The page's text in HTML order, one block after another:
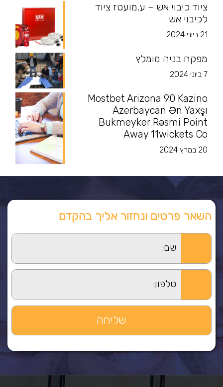
ציוד כיבוי אש – ע.מועטז ציוד
לכיבוי אש
21 ביוני 2024
מפקח בניה מומלץ
7 ביוני 2024
Mostbet Arizona 90 Kazino
Azerbaycan Ən Yaxşı
Bukmeyker Rəsmi Point
Away 11wickets Co
20 במרץ 2024
השאר פרטים ונחזור אליך בהקדם